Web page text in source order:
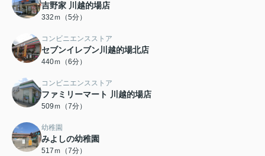
吉野家 川越的場店
332ｍ（5分）
コンビニエンスストア
セブンイレブン川越的場北店
440ｍ（6分）
コンビニエンスストア
ファミリーマート 川越的場店
509ｍ（7分）
幼稚園
みよしの幼稚園
517ｍ（7分）